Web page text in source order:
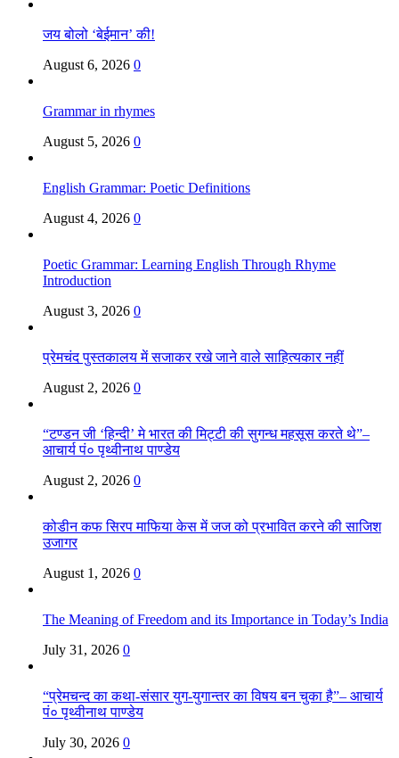
जय बोलो ‘बेईमान’ की!
August 6, 2026 0
Grammar in rhymes
August 5, 2026 0
English Grammar: Poetic Definitions
August 4, 2026 0
Poetic Grammar: Learning English Through Rhyme
Introduction
August 3, 2026 0
प्रेमचंद पुस्तकालय में सजाकर रखे जाने वाले साहित्यकार नहीं
August 2, 2026 0
“टण्डन जी ‘हिन्दी’ मे भारत की मिट्टी की सुगन्ध महसूस करते थे”–
आचार्य पं० पृथ्वीनाथ पाण्डेय
August 2, 2026 0
कोडीन कफ सिरप माफिया केस में जज को प्रभावित करने की साजिश
उजागर
August 1, 2026 0
The Meaning of Freedom and its Importance in Today’s India
July 31, 2026 0
“प्रेमचन्द का कथा-संसार युग-युगान्तर का विषय बन चुका है”– आचार्य
पं० पृथ्वीनाथ पाण्डेय
July 30, 2026 0